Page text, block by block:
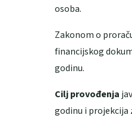
osoba.
Zakonom o
financijskog
godinu.
Cilj provođenja
godinu i projekcija